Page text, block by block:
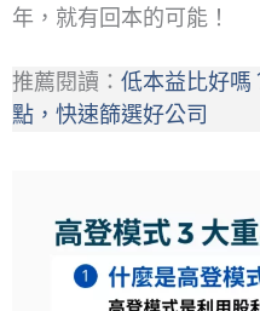
年，就有回本的可能！
推薦閱讀： 低本益比好嗎
點，快速篩選好公司